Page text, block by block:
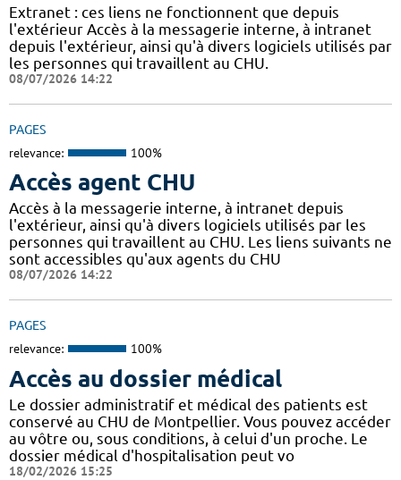
Extranet : ces liens ne fonctionnent que depuis
l'extérieur Accès à la messagerie interne, à intranet
depuis l'extérieur, ainsi qu'à divers logiciels utilisés par
les personnes qui travaillent au CHU.
08/07/2026 14:22
PAGES
relevance: 100%
Accès agent CHU
Accès à la messagerie interne, à intranet depuis
l'extérieur, ainsi qu'à divers logiciels utilisés par les
personnes qui travaillent au CHU. Les liens suivants ne
sont accessibles qu'aux agents du CHU
08/07/2026 14:22
PAGES
relevance: 100%
Accès au dossier médical
Le dossier administratif et médical des patients est
conservé au CHU de Montpellier. Vous pouvez accéder
au vôtre ou, sous conditions, à celui d'un proche. Le
dossier médical d'hospitalisation peut vo
18/02/2026 15:25